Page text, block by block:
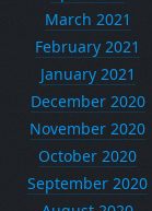
March 2021
February 2021
January 2021
December 2020
November 2020
October 2020
September 2020